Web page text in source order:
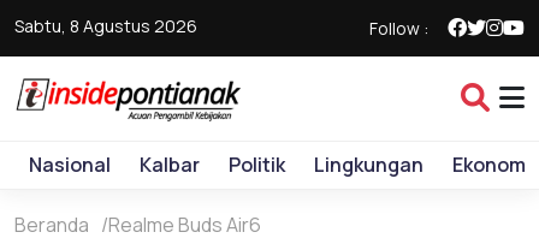
Sabtu, 8 Agustus 2026 Follow :
Nasional Kalbar Politik Lingkungan Ekonomi
Beranda Realme Buds Air6